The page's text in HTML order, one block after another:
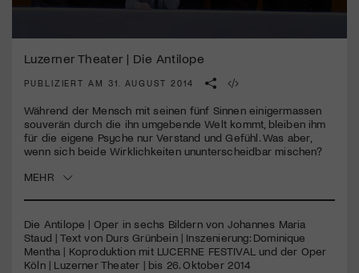
seconds
24
seconds
Luzerner Theater | Die Antilope
PUBLIZIERT AM 31. AUGUST 2014
Während der Mensch mit seinen fünf Sinnen einigermassen
souverän durch die ihn umgebende Welt kommt, bleiben ihm
für die eigene Psyche nur Verstand und Gefühl. Was aber,
wenn sich beide Wirklichkeiten ununterscheidbar mischen?
MEHR
Die Antilope | Oper in sechs Bildern von Johannes Maria
Staud | Text von Durs Grünbein | Inszenierung: Dominique
Mentha | Koproduktion mit LUCERNE FESTIVAL und der Oper
Köln | Luzerner Theater | bis 26. Oktober 2014
Mach mit: «Be Part of the Art»!
Engagiere dich als Kulturliebhaber:in, Kulturschaffende(r) oder
Mit deiner Mitgliedschaft erhältst du kostenlosen Zugang zu
diversen Kulturevents.
Jetzt Mitglied werden